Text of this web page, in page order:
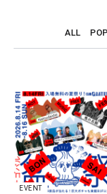
ALL
EVENT